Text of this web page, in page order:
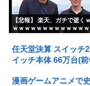
【悲報】 楽天、ガチで逝く
ｗｗｗｗｗｗｗｗｗｗｗｗ
任天堂決算 スイッチ
イッチ本体 66万台(
漫画ゲームアニメで